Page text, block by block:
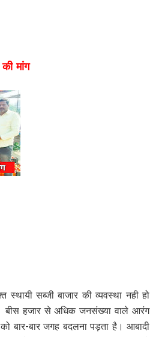
मांग
सब्जी बाजार की व्यवस्था नही हो
वाले आरंग
बार-बार जगह बदलना पड़ता है। आबादी